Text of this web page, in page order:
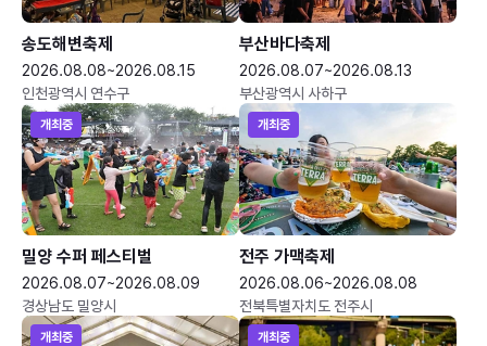
송도해변축제
2026.08.08~2026.08.15
인천광역시 연수구
부산바다축제
2026.08.07~2026.08.13
부산광역시 사하구
개최중
밀양 수퍼 페스티벌
2026.08.07~2026.08.09
경상남도 밀양시
개최중
전주 가맥축제
2026.08.06~2026.08.08
전북특별자치도 전주시
개최중 개최중